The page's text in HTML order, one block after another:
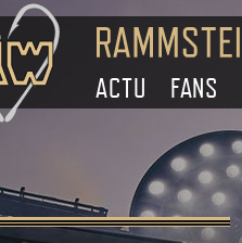
ACTU FANS